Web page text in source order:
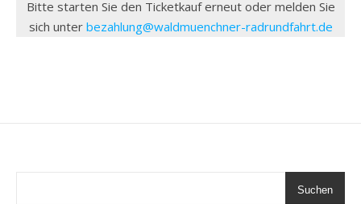
Bitte starten Sie den Ticketkauf erneut oder melden Sie
sich unter bezahlung@waldmuenchner-radrundfahrt.de
Suchen